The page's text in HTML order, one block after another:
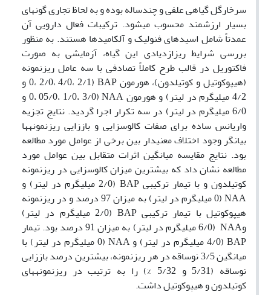
سرخارگل گیاهی علفی و چندساله بوده و به لحاظ تجاری گونه­ای
بسیار ارزشمند محسوب می­شود. ترکیبات فعال دارویی آن
عمدتاً شامل اسیدهای فنولیک و آلکامیدها هستند. به منظور
بررسی شرایط ریزازدیادی این گیاه، آزمایشی به صورت
فاکتوریل در قالب طرح کاملاً تصادفی با سه عامل ریزنمونه
(هیپوکوتیل و کوتیلدون)، هورمون BAP (0، 2/0، 4/0، 2/1 و
4/2 میلی­گرم در لیتر) و هورمون NAA (0، 05/0، 1/0، 3/0 و
6/0 میلی­گرم در لیتر) در سه تکرار اجرا گردید. نتایج تجزیه
واریانس ساده برای صفات کالوس­زایی و باززایی ریزنمونه­ها
بیانگر وجود اختلاف معنی­دار بین برخی از عوامل مورد مطالعه
بود. نتایج مقایسه میانگین اثرات متقابل بین عوامل مورد
مطالعه نشان داد که بیشترین میزان کالوس­زایی در ریزنمونه
کوتیلدون و با تیمار ترکیبی BAP (2/0 میلی­گرم در لیتر) و
NAA (0 میلی­گرم در لیتر) به میزان 97 درصد و در ریزنمونه
هیپوکوتیل با تیمار ترکیبی BAP (2/0 میلی­گرم در لیتر)
وNAA (6/0 میلی­گرم در لیتر) به میزان 91 درصد بود. تیمار
BAP (4/0 میلی­گرم در لیتر) و NAA (0 میلی­گرم در لیتر) با
میانگین 3/5 نوساقه در هر ریزنمونه، بیشترین درصد باززایی
نوساقه (5/31 و 5/32 %) را به ترتیب در ریزنمونه­های
کوتیلدون و هیپوکوتیل داشت.